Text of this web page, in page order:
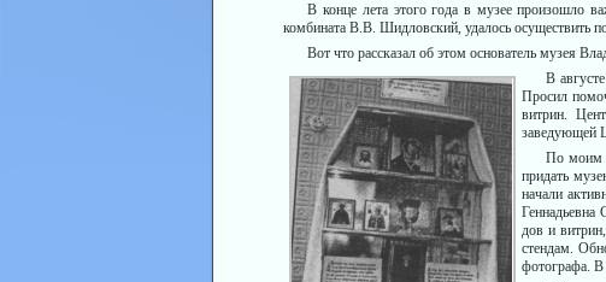
В конце лета этого года в музее произошло
комбината В.В. Шидловский, удалось осуществить
Вот что рассказал об этом основатель музея
В
Просил
витрин.
заведующей
По моим
при­дать
начали
Геннадьевна
дов и
стендам.
фотографа. В